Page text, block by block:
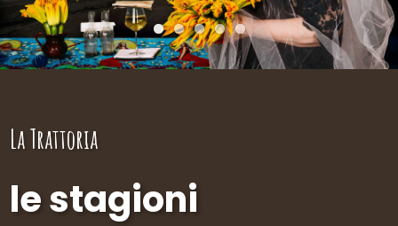
La Trattoria
le stagioni